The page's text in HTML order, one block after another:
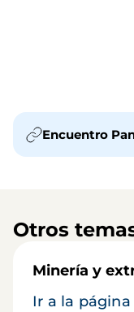
Encuentro
Otros
Minería y
Ir a la